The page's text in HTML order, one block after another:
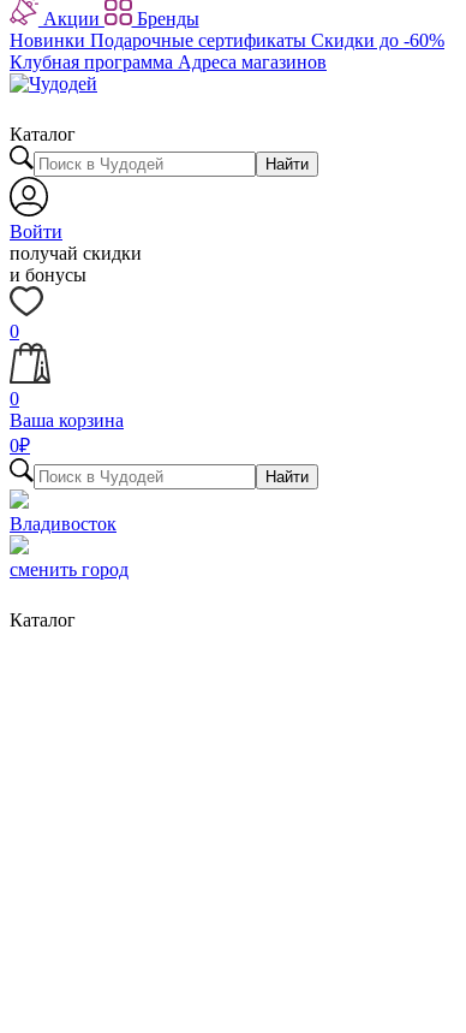
Акции
Бренды
Новинки Подарочные сертификаты Скидки до -60%
Клубная программа Адреса магазинов
Каталог
Найти
Войти
получай скидки
и бонусы
0
0
Ваша корзина
0₽
Найти
Владивосток
сменить город
Каталог